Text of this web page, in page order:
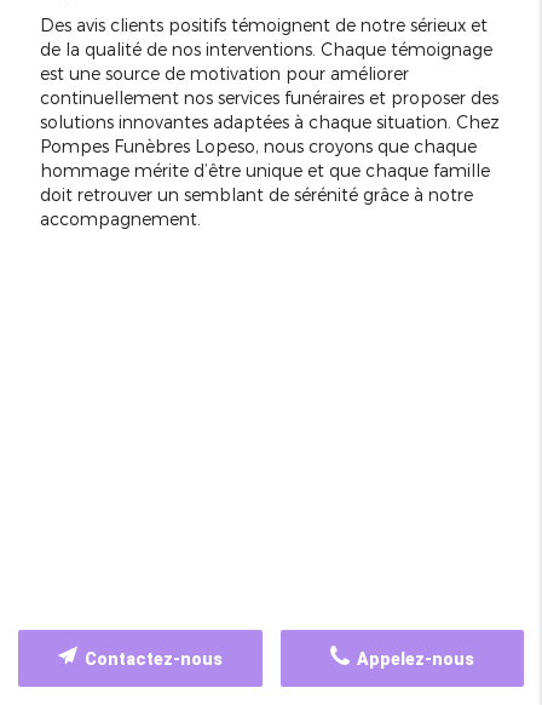
Des avis clients positifs témoignent de notre sérieux et
de la qualité de nos interventions. Chaque témoignage
est une source de motivation pour améliorer
continuellement nos services funéraires et proposer des
solutions innovantes adaptées à chaque situation. Chez
Pompes Funèbres Lopeso, nous croyons que chaque
hommage mérite d’être unique et que chaque famille
doit retrouver un semblant de sérénité grâce à notre
accompagnement.
Appelez-nous
Contactez-nous